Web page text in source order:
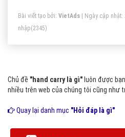
Bài viết tạo bởi: VietAds | Ngày cập nhật:
nhập(2345)
Chủ đề "hand carry là gì" luôn được
nhiều trên web của chúng tôi cũng như
Quay lại danh mục "Hỏi đáp là gì"